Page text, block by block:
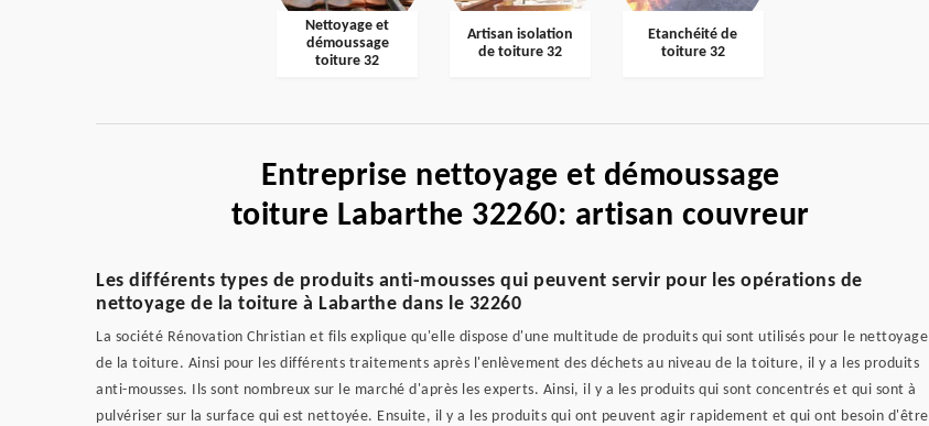
Nettoyage et
démoussage
toiture 32
Artisan isolation
de toiture 32
Etanchéité de
toiture 32
Entreprise nettoyage et démoussage
toiture Labarthe 32260: artisan couvreur
Les différents types de produits anti-mousses qui peuvent servir pour les opérations de
nettoyage de la toiture à Labarthe dans le 32260
La société Rénovation Christian et fils explique qu'elle dispose d'une multitude de produits qui sont utilisés pour le nettoyage
de la toiture. Ainsi pour les différents traitements après l'enlèvement des déchets au niveau de la toiture, il y a les produits
anti-mousses. Ils sont nombreux sur le marché d'après les experts. Ainsi, il y a les produits qui sont concentrés et qui sont à
pulvériser sur la surface qui est nettoyée. Ensuite, il y a les produits qui ont peuvent agir rapidement et qui ont besoin d'être